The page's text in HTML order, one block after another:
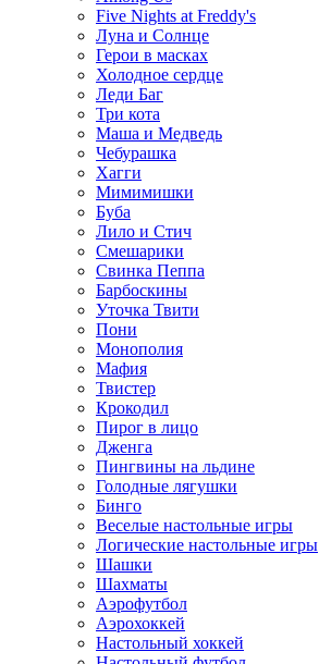
Five Nights at Freddy's
Луна и Солнце
Герои в масках
Холодное сердце
Леди Баг
Три кота
Маша и Медведь
Чебурашка
Хагги
Мимимишки
Буба
Лило и Стич
Смешарики
Свинка Пеппа
Барбоскины
Уточка Твити
Пони
Монополия
Мафия
Твистер
Крокодил
Пирог в лицо
Дженга
Пингвины на льдине
Голодные лягушки
Бинго
Веселые настольные игры
Логические настольные игры
Шашки
Шахматы
Аэрофутбол
Аэрохоккей
Настольный хоккей